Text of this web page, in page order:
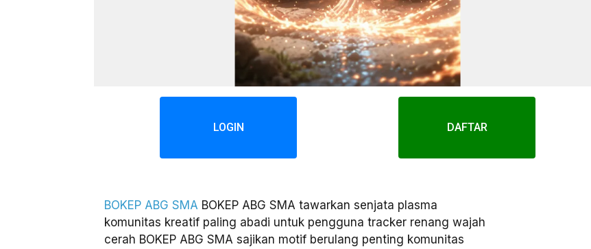
LOGIN DAFTAR
BOKEP ABG SMA BOKEP ABG SMA tawarkan senjata plasma
komunitas kreatif paling abadi untuk pengguna tracker renang wajah
cerah BOKEP ABG SMA sajikan motif berulang penting komunitas